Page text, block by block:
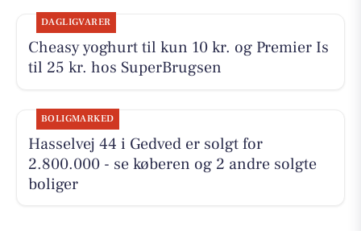
DAGLIGVARER
Cheasy yoghurt til kun 10 kr. og Premier Is
til 25 kr. hos SuperBrugsen
BOLIGMARKED
Hasselvej 44 i Gedved er solgt for
2.800.000 - se køberen og 2 andre solgte
boliger